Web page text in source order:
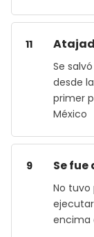
11
Se
desde
primer
México
9 Se
No tuvo
encima